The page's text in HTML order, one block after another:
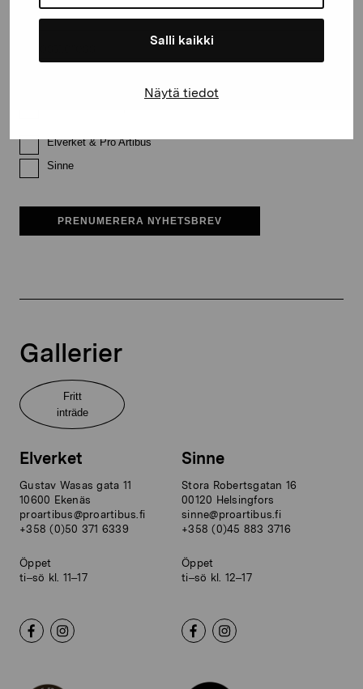
Salli kaikki
Näytä tiedot
Elverket & Pro Artibus
Sinne
PRENUMERERA NYHETSBREV
Gallerier
Fritt
inträde
Elverket
Gustav Wasas gata 11
10600 Ekenäs
proartibus@proartibus.fi
+358 (0)50 371 6339
Öppet
ti–sö kl. 11–17
Sinne
Stora Robertsgatan 16
00120 Helsingfors
sinne@proartibus.fi
+358 (0)45 883 3716
Öppet
ti–sö kl. 12–17